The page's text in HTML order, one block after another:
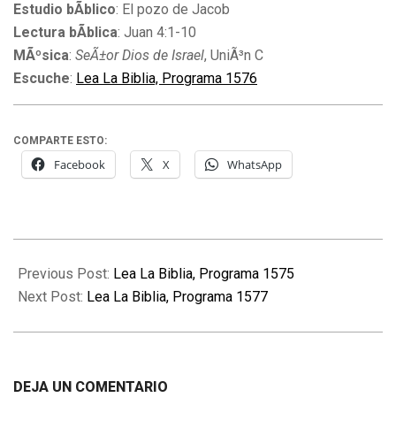
Estudio bÃ­blico: El pozo de Jacob
Lectura bÃ­blica: Juan 4:1-10
MÃºsica: SeÃ±or Dios de Israel, UniÃ³n C
Escuche: Lea La Biblia, Programa 1576
COMPARTE ESTO:
Facebook X WhatsApp
12-
21
Previous Post: Lea La Biblia, Programa 1575
Next Post: Lea La Biblia, Programa 1577
DEJA UN COMENTARIO